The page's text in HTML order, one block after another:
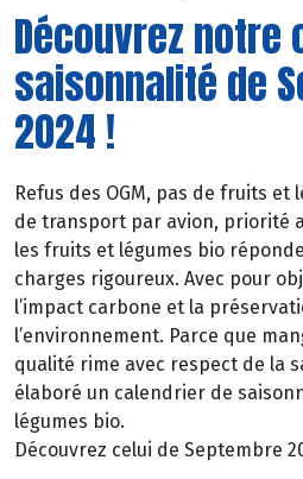
Découvrez notre
saisonnalité de
2024 !
Refus des OGM, pas de fruits et
de transport par avion, priorité
les fruits et légumes bio
charges rigoureux. Avec pour
l’impact carbone et la
l’environnement. Parce que
qualité rime avec respect de la
élaboré un calendrier de
légumes bio.
Découvrez celui de Septembre